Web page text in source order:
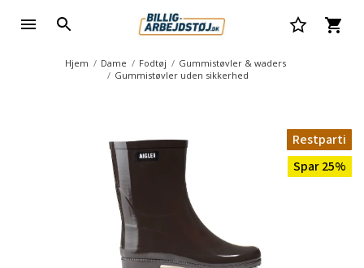
Hjem Dame Fodtøj
Gummistøvler & waders
Gummistøvler uden sikkerhed
Restparti
Spar 25%